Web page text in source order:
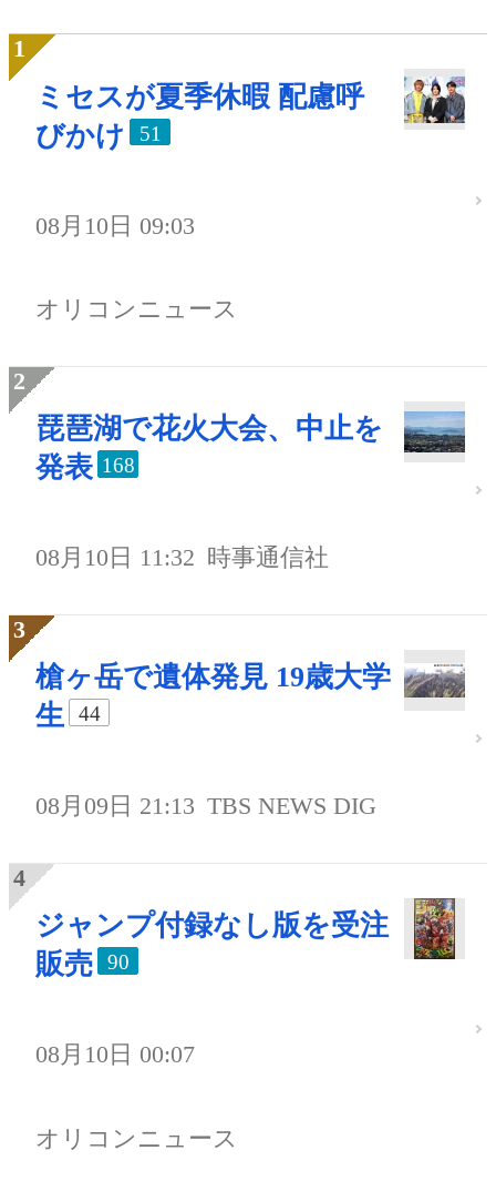
ミセスが夏季休暇 配慮呼
びかけ
51
08月10日 09:03
オリコンニュース
琵琶湖で花火大会、中止を
発表 168
08月10日 11:32 時事通信社
槍ヶ岳で遺体発見 19歳大学
生
44
08月09日 21:13 TBS NEWS DIG
ジャンプ付録なし版を受注
販売
90
08月10日 00:07
オリコンニュース